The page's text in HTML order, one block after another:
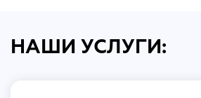
НАШИ УСЛУГИ: